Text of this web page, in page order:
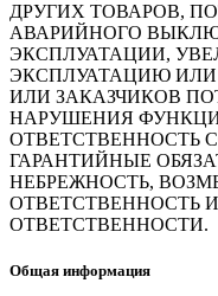
ДРУГИХ ТОВАРОВ,
АВАРИЙНОГО
ЭКСПЛУАТАЦИИ,
ЭКСПЛУАТАЦИЮ ИЛИ
ИЛИ ЗАКАЗЧИКОВ
НАРУШЕНИЯ
ОТВЕТСТВЕННОСТЬ
ГАРАНТИЙНЫЕ
НЕБРЕЖНОСТЬ,
ОТВЕТСТВЕННОСТЬ
ОТВЕТСТВЕННОСТИ.
Общая информация